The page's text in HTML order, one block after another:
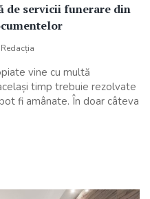
de servicii funerare din
Redacția
vine cu multă
timp trebuie rezolvate
fi amânate. În doar câteva